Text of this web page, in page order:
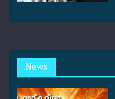
News